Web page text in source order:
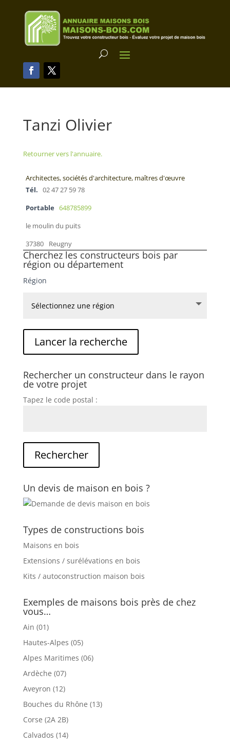
Tanzi Olivier
Retourner vers l'annuaire.
Architectes, sociétés d'architecture, maîtres d'œuvre
Tél. 02 47 27 59 78
Portable 648785899
le moulin du puits
37380 Reugny
Cherchez les constructeurs bois par
région ou département
Région
Rechercher un constructeur dans le rayon
de votre projet
Tapez le code postal :
Un devis de maison en bois ?
Types de constructions bois
Maisons en bois
Extensions / surélévations en bois
Kits / autoconstruction maison bois
Exemples de maisons bois près de chez
vous…
Ain (01)
Hautes-Alpes (05)
Alpes Maritimes (06)
Ardèche (07)
Aveyron (12)
Bouches du Rhône (13)
Corse (2A 2B)
Calvados (14)